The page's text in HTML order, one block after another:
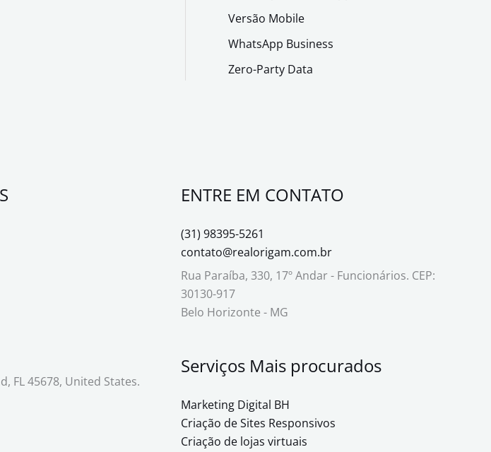
Versão Mobile
WhatsApp Business
Zero-Party Data
FL 45678, United States.
ENTRE EM CONTATO
(31) 98395-5261
contato@realorigam.com.br
Rua Paraíba, 330, 17º Andar - Funcionários. CEP:
30130-917
Belo Horizonte - MG
Serviços Mais procurados
Marketing Digital BH
Criação de Sites Responsivos
Criação de lojas virtuais